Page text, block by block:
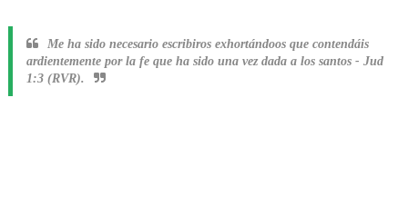
Me ha sido necesario escribiros exhortándoos que contendáis
ardientemente por la fe que ha sido una vez dada a los santos - Jud
1:3 (RVR).